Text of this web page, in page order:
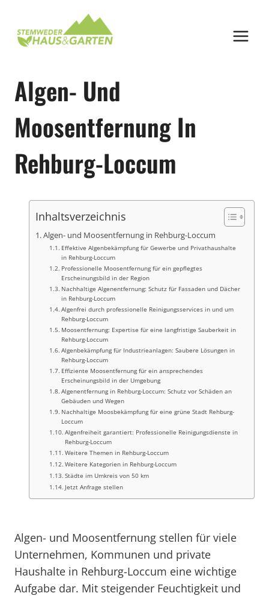
springen
Algen- Und
Moosentfernung In
Rehburg-Loccum
Inhaltsverzeichnis
Algen- und Moosentfernung in Rehburg-Loccum
Effektive Algenbekämpfung für Gewerbe und Privathaushalte
in Rehburg-Loccum
Professionelle Moosentfernung für ein gepflegtes
Erscheinungsbild in der Region
Nachhaltige Algenentfernung: Schutz für Fassaden und Dächer
in Rehburg-Loccum
Algenfrei durch professionelle Reinigungsservices in und um
Rehburg-Loccum
Moosentfernung: Expertise für eine langfristige Sauberkeit in
Rehburg-Loccum
Algenbekämpfung für Industrieanlagen: Saubere Lösungen in
Rehburg-Loccum
Effiziente Moosentfernung für ein ansprechendes
Erscheinungsbild in der Umgebung
Algenentfernung in Rehburg-Loccum: Schutz vor Schäden an
Gebäuden und Wegen
Nachhaltige Moosbekämpfung für eine grüne Stadt Rehburg-
Loccum
Algenfreiheit garantiert: Professionelle Reinigungsdienste in
Rehburg-Loccum
Weitere Themen in Rehburg-Loccum
Weitere Kategorien in Rehburg-Loccum
Städte im Umkreis von 50 km
Jetzt Anfrage stellen
Algen- und Moosentfernung stellen für viele
Unternehmen, Kommunen und private
Haushalte in Rehburg-Loccum eine wichtige
Aufgabe dar. Mit steigender Feuchtigkeit und